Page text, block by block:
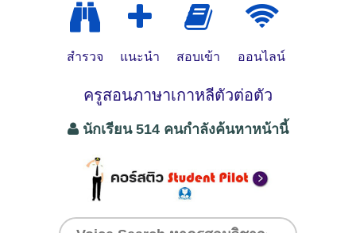
สำรวจ แนะนำ สอบเข้า ออนไลน์
ครูสอนภาษาเกาหลีตัวต่อตัว
นักเรียน 514 คนกำลังค้นหาหน้านี้